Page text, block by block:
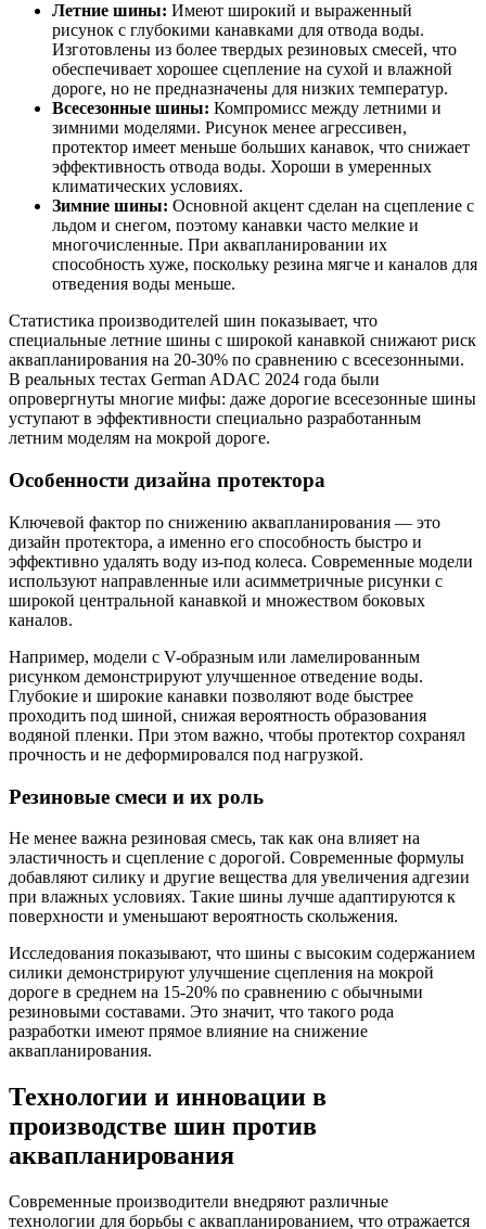
Летние шины: Имеют широкий и выраженный
рисунок с глубокими канавками для отвода воды.
Изготовлены из более твердых резиновых смесей, что
обеспечивает хорошее сцепление на сухой и влажной
дороге, но не предназначены для низких температур.
Всесезонные шины: Компромисс между летними и
зимними моделями. Рисунок менее агрессивен,
протектор имеет меньше больших канавок, что снижает
эффективность отвода воды. Хороши в умеренных
климатических условиях.
Зимние шины: Основной акцент сделан на сцепление с
льдом и снегом, поэтому канавки часто мелкие и
многочисленные. При аквапланировании их
способность хуже, поскольку резина мягче и каналов для
отведения воды меньше.
Статистика производителей шин показывает, что
специальные летние шины с широкой канавкой снижают риск
аквапланирования на 20-30% по сравнению с всесезонными.
В реальных тестах German ADAC 2024 года были
опровергнуты многие мифы: даже дорогие всесезонные шины
уступают в эффективности специально разработанным
летним моделям на мокрой дороге.
Особенности дизайна протектора
Ключевой фактор по снижению аквапланирования — это
дизайн протектора, а именно его способность быстро и
эффективно удалять воду из-под колеса. Современные модели
используют направленные или асимметричные рисунки с
широкой центральной канавкой и множеством боковых
каналов.
Например, модели с V-образным или ламелированным
рисунком демонстрируют улучшенное отведение воды.
Глубокие и широкие канавки позволяют воде быстрее
проходить под шиной, снижая вероятность образования
водяной пленки. При этом важно, чтобы протектор сохранял
прочность и не деформировался под нагрузкой.
Резиновые смеси и их роль
Не менее важна резиновая смесь, так как она влияет на
эластичность и сцепление с дорогой. Современные формулы
добавляют силику и другие вещества для увеличения адгезии
при влажных условиях. Такие шины лучше адаптируются к
поверхности и уменьшают вероятность скольжения.
Исследования показывают, что шины с высоким содержанием
силики демонстрируют улучшение сцепления на мокрой
дороге в среднем на 15-20% по сравнению с обычными
резиновыми составами. Это значит, что такого рода
разработки имеют прямое влияние на снижение
аквапланирования.
Технологии и инновации в
производстве шин против
аквапланирования
Современные производители внедряют различные
технологии для борьбы с аквапланированием, что отражается